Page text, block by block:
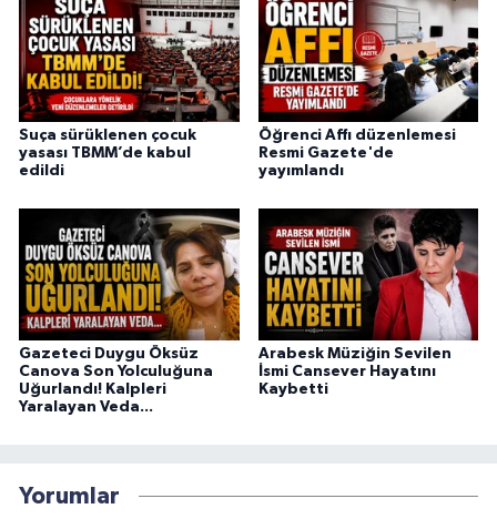
Suça sürüklenen çocuk
yasası TBMM’de kabul
edildi
Öğrenci Affı düzenlemesi
Resmi Gazete'de
yayımlandı
Gazeteci Duygu Öksüz
Canova Son Yolculuğuna
Uğurlandı! Kalpleri
Yaralayan Veda...
Arabesk Müziğin Sevilen
İsmi Cansever Hayatını
Kaybetti
Yorumlar